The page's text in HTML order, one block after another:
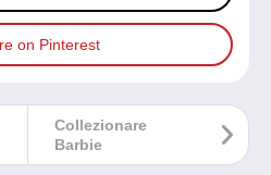
on Pinterest
Collezionare
Barbie